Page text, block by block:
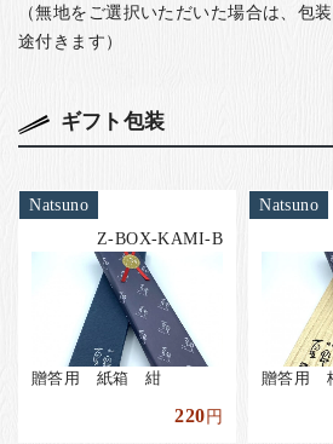
（無地をご選択いただいた場合は、包
途付きます）
ギフト包装
Natsuno
Z-BOX-KAMI-B
贈答用 紙箱 紺
220円
Natsuno
贈答用